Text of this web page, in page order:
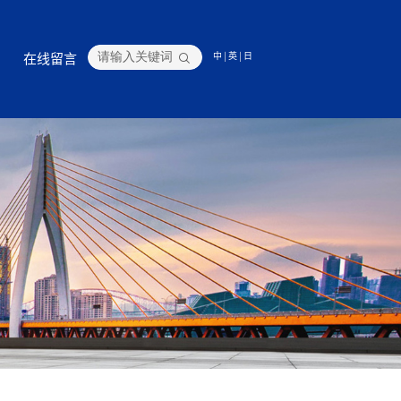
在线留言 中 | 英 | 日